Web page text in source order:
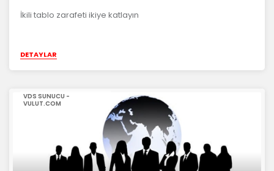
İkili tablo zarafeti ikiye katlayın
DETAYLAR
VDS SUNUCU -
VULUT.COM